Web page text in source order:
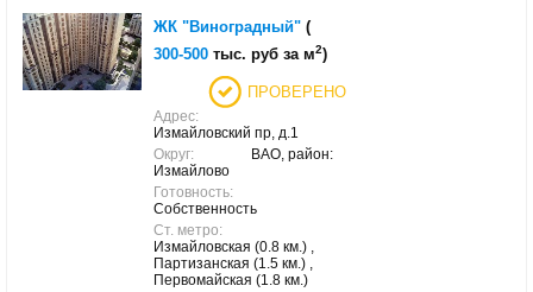
ЖК "Виноградный" (
300-500 тыс. руб за м2)
ПРОВЕРЕНО
Адрес:
Измайловский пр, д.1
Округ:
ВАО, район:
Измайлово
Готовность:
Собственность
Ст. метро:
Измайловская (0.8 км.) ,
Партизанская (1.5 км.) ,
Первомайская (1.8 км.)